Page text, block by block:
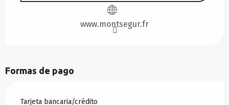
www.montsegur.fr
Formas de pago
Tarjeta bancaria/crédito